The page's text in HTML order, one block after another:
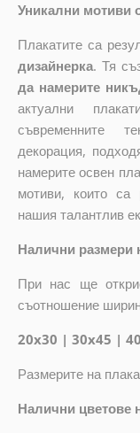
Уникални мотиви
Плакатите са
дизайнерка. Тя
да намерите
актуални
съвременните
декорация,
намерите освен
мотиви, които са
нашия талантлив
Налични размери
При нас ще
съотношение
20x30 | 30x45 |
Размерите на
Налични цветове